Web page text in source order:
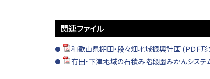
関連ファイル
和歌山県棚田・段々畑地域振興計画 (ＰＤＦ
有田・下津地域の石積み階段園みかんシステ